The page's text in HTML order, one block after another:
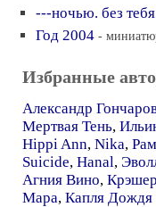
---ночью. без
Год 2004 -
Избранные
Александр
Мертвая Тень,
Hippi Ann, Nika,
Suicide, Hanal,
Агния Вино, Крэшер
Мара, Капля Дождя